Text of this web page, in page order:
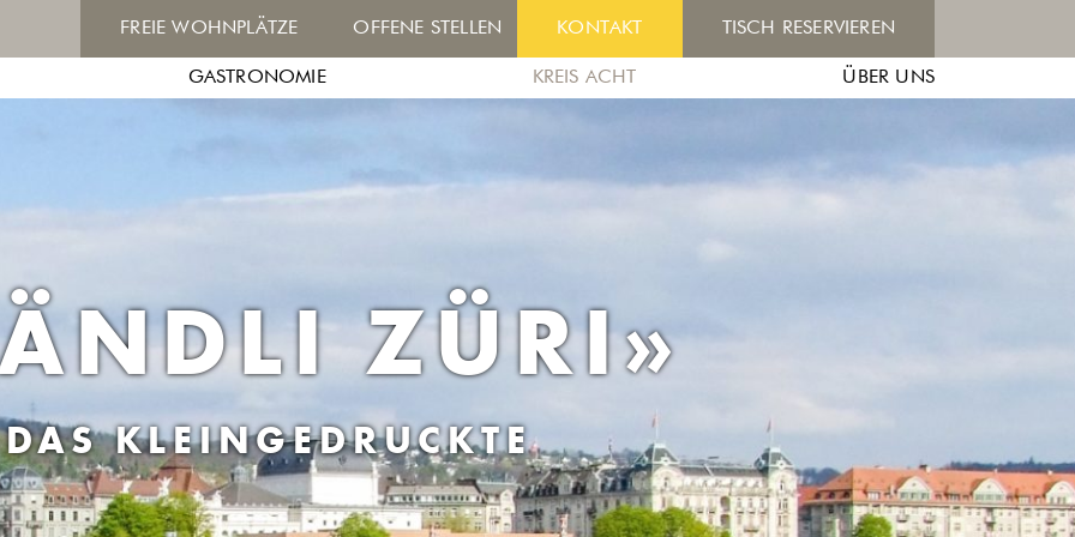
FREIE WOHNPLÄTZE OFFENE STELLEN KONTAKT TISCH RESERVIEREN
GASTRONOMIE KREIS ACHT ÜBER UNS
ZÜRI»
DAS KLEINGEDRUCKTE